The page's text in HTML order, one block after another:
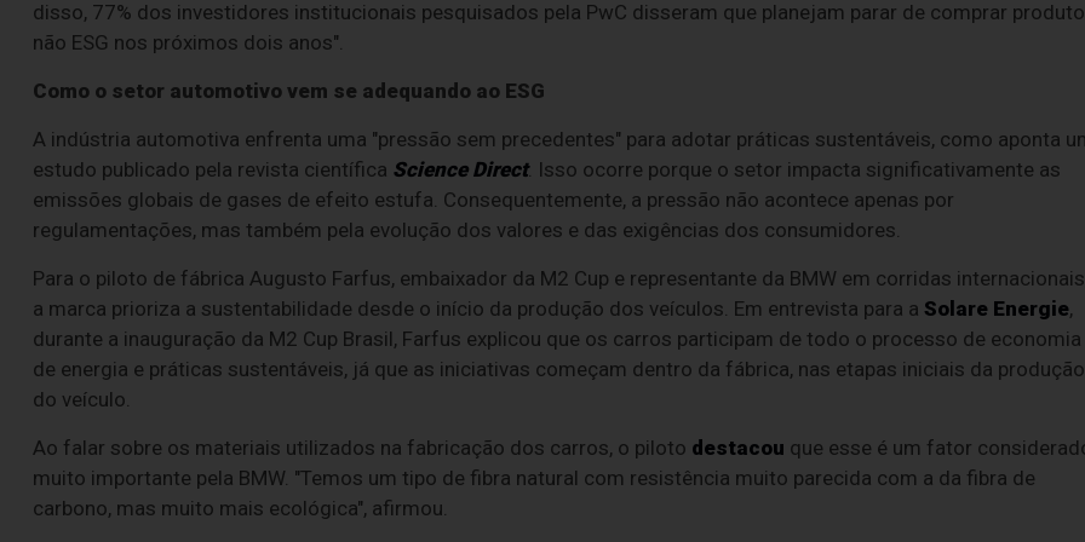
disso, 77% dos investidores institucionais pesquisados pela PwC disseram que planejam parar de comprar
não ESG nos próximos dois anos".
Como o setor automotivo vem se adequando ao ESG
A indústria automotiva enfrenta uma "pressão sem precedentes" para adotar práticas sustentáveis, como aponta
estudo publicado pela revista científica Science Direct. Isso ocorre porque o setor impacta significativamente as
emissões globais de gases de efeito estufa. Consequentemente, a pressão não acontece apenas por
regulamentações, mas também pela evolução dos valores e das exigências dos consumidores.
Para o piloto de fábrica Augusto Farfus, embaixador da M2 Cup e representante da BMW em corridas
a marca prioriza a sustentabilidade desde o início da produção dos veículos. Em entrevista para a Solare Energie,
durante a inauguração da M2 Cup Brasil, Farfus explicou que os carros participam de todo o processo de economia
de energia e práticas sustentáveis, já que as iniciativas começam dentro da fábrica, nas etapas iniciais da produção
do veículo.
Ao falar sobre os materiais utilizados na fabricação dos carros, o piloto destacou que esse é um fator
muito importante pela BMW. "Temos um tipo de fibra natural com resistência muito parecida com a da fibra de
carbono, mas muito mais ecológica", afirmou.